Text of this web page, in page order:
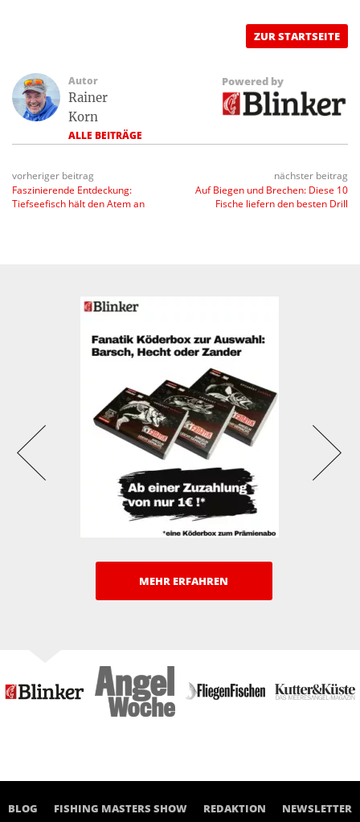
ZUR STARTSEITE
Autor
Rainer
Korn
ALLE BEITRÄGE
Powered by
vorheriger beitrag
Faszinierende Entdeckung:
Tiefseefisch hält den Atem an
nächster beitrag
Auf Biegen und Brechen: Diese 10
Fische liefern den besten Drill
MEHR ERFAHREN
BLOG FISHING MASTERS SHOW REDAKTION NEWSLETTER